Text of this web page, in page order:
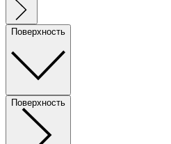
Поверхность
Поверхность